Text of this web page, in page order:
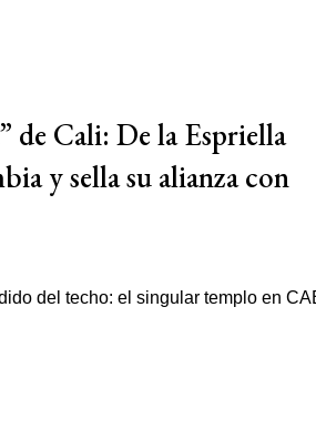
de Cali: De la Espriella
y sella su alianza con